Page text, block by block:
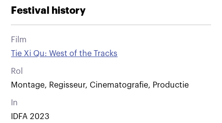
Festival history
Film
Tie Xi Qu: West of the Tracks
Rol
Montage, Regisseur, Cinematografie, Productie
In
IDFA 2023